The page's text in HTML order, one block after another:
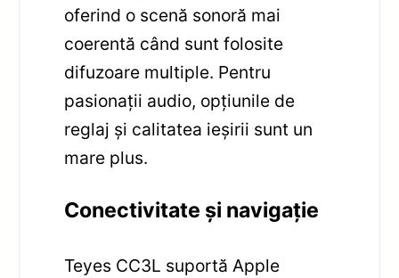
oferind o scenă sonoră mai
coerentă când sunt folosite
difuzoare multiple. Pentru
pasionații audio, opțiunile de
reglaj și calitatea ieșirii sunt un
mare plus.
Conectivitate și navigație
Teyes CC3L suportă Apple